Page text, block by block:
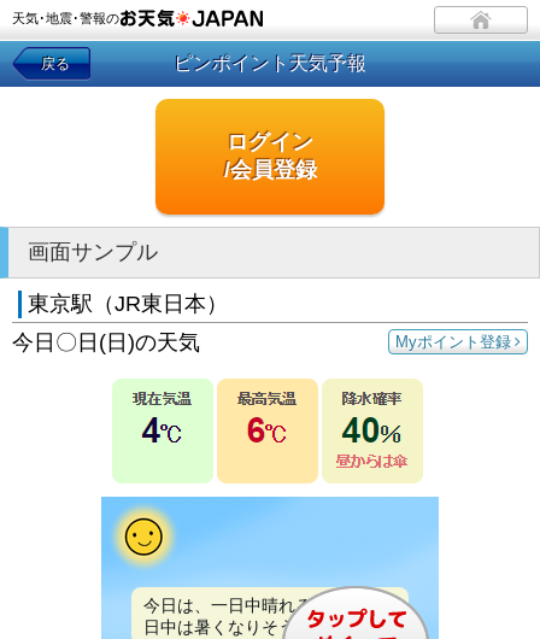
天気･地震･警報の
戻る ピンポイント天気予報
ログイン
/会員登録
画面サンプル
東京駅（JR東日本）
Myポイント登録
今日〇日(日)の天気
今日は、一日中晴れるでしょう。
日中は暑くなりそうです。